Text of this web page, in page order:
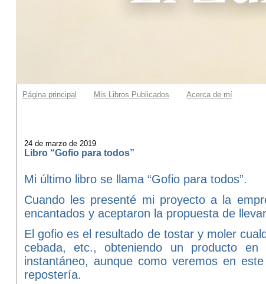
Página principal Mis Libros Publicados Acerca de mí
24 de marzo de 2019
Libro “Gofio para todos”
Mi último libro se llama “Gofio para todos”.
Cuando les presenté mi proyecto a la
encantados y aceptaron la propuesta de
El gofio es el resultado de tostar y moler
cebada, etc., obteniendo un producto
instantáneo, aunque como veremos en
repostería.